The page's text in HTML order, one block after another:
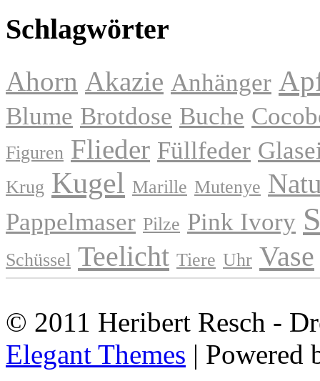
Schlagwörter
Ahorn Akazie Anhänger
Blume Brotdose Buche
Figuren Flieder Füllfeder
Krug Kugel Marille Mutenye
Pappelmaser Pilze Pink Ivory
Schüssel Teelicht Tiere Uhr Vase
© 2011 Heribert Resch -
Elegant Themes | Powered